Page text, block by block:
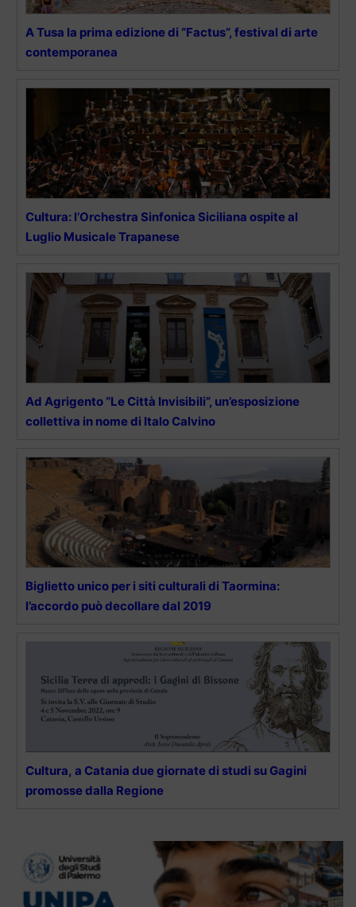
A Tusa la prima edizione di “Factus”, festival di arte
contemporanea
Cultura: l’Orchestra Sinfonica Siciliana ospite al
Luglio Musicale Trapanese
Ad Agrigento “Le Città Invisibili”, un’esposizione
collettiva in nome di Italo Calvino
Biglietto unico per i siti culturali di Taormina:
l’accordo può decollare dal 2019
Cultura, a Catania due giornate di studi su Gagini
promosse dalla Regione